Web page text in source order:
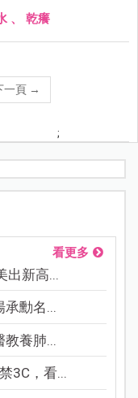
、 乾癢
一頁 →
;
看更多
出新高...
承勳名...
養肺...
3C，看...